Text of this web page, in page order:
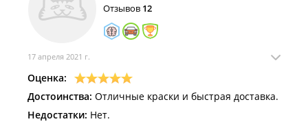
Отзывов 12
17 апреля 2021 г.
Оценка:
Достоинства: Отличные краски и быстрая доставка.
Недостатки: Нет.